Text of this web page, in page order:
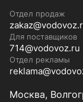
Отдел продаж
Для поставщиков
714@vodovoz.ru
Отдел рекламы
Москва,